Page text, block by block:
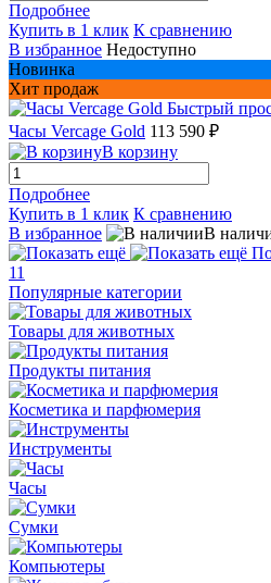
Подробнее
Купить в 1 клик К сравнению
В избранное Недоступно
Новинка
Хит продаж
Быстрый
Часы Vercage Gold 113 590 ₽
В корзину
Подробнее
Купить в 1 клик К сравнению
В избранное
В
11
Популярные категории
Товары для животных
Продукты питания
Косметика и парфюмерия
Инструменты
Часы
Сумки
Компьютеры